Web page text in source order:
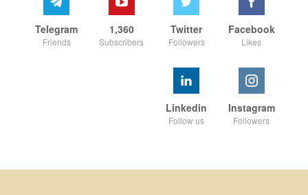
Facebook
Likes
Twitter
Followers
1,360
Subscribers
Telegram
Friends
Instagram
Followers
Linkedin
Follow us